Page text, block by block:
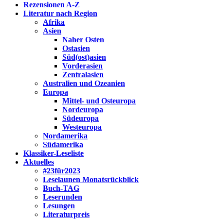
Rezensionen A-Z
Literatur nach Region
Afrika
Asien
Naher Osten
Ostasien
Süd(ost)asien
Vorderasien
Zentralasien
Australien und Ozeanien
Europa
Mittel- und Osteuropa
Nordeuropa
Südeuropa
Westeuropa
Nordamerika
Südamerika
Klassiker-Leseliste
Aktuelles
#23für2023
Leselaunen Monatsrückblick
Buch-TAG
Leserunden
Lesungen
Literaturpreis